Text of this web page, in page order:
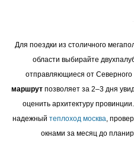
Для поездки из столичного
области выбирайте
отправляющиеся от Северного
маршрут позволяет за 2–3 дня
оценить архитектуру
надежный теплоход москва,
окнами за месяц до